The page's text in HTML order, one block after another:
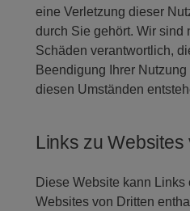
eine Verletzung dieser
durch Sie gehört. Wir sind
Schäden verantwortlich,
Beendigung Ihrer
diesen Umständen
Links zu Websites
Diese Website kann Links
Websites von Dritten